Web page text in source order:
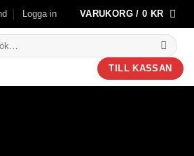
Logga in VARUKORG /0 KR
TILL KASSAN